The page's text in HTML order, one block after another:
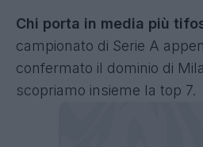
Chi porta in media più
campionato di Serie A
confermato il dominio di
scopriamo insieme la top 7.